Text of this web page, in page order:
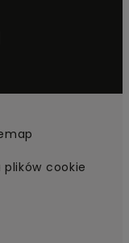
plików cookie